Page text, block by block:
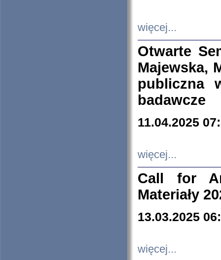
więcej...
Otwarte
Majewska,
publiczna
badawcze
11.04.2025
więcej...
Call for
Materiały
13.03.2025
więcej...